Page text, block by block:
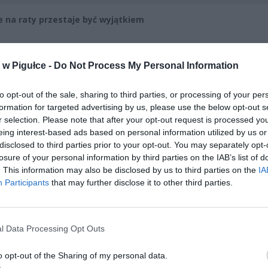
Pigułce - Do Not Process My Personal Information
opt-out of the sale, sharing to third parties, or processing of your
for targeted advertising by us, please use the below opt-out
selection. Please note that after your opt-out request is processed
interest-based ads based on personal information utilized by us
to third parties prior to your opt-out. You may separately
of your personal information by third parties on the IAB’s list of
This information may also be disclosed by us to third parties on the
Participants that may further disclose it to other third parties.
Data Processing Opt Outs
opt-out of the Sharing of my personal data.
na raty przestaje być wyjątkiem
przecenił hit do kuchni. Air fryer tańszy aż o 150 zł, a to
2026 16:06
dla milionów polskich rodzin. ZUS wypłacił już 173 mln
wciąż można składać
2026 12:56